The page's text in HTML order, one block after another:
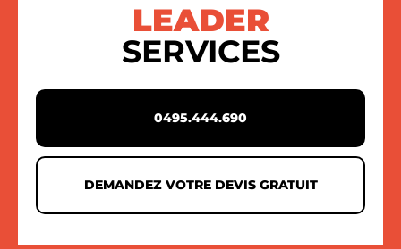
LEADER
SERVICES
0495.444.690
DEMANDEZ VOTRE DEVIS GRATUIT